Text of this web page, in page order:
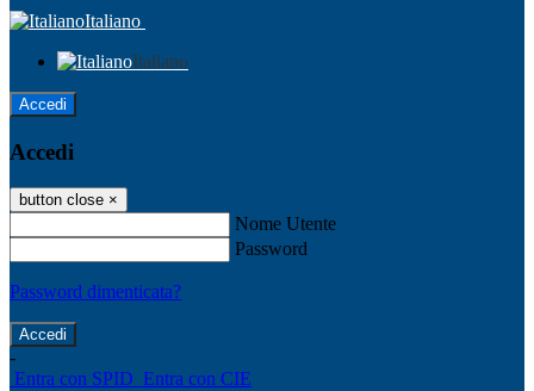
Italiano
Italiano
Accedi
Accedi
button close ×
Nome Utente
Password
Password dimenticata?
-
Entra con SPID Entra con CIE